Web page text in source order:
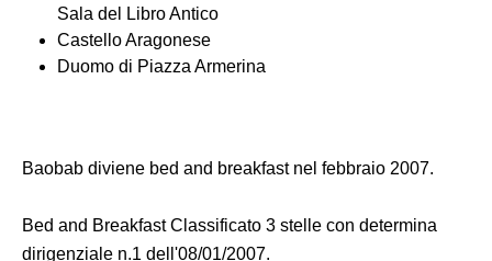
Sala del Libro Antico
Castello Aragonese
Duomo di Piazza Armerina
Baobab diviene bed and breakfast nel febbraio 2007.
Bed and Breakfast Classificato 3 stelle con determina
dirigenziale n.1 dell'08/01/2007.